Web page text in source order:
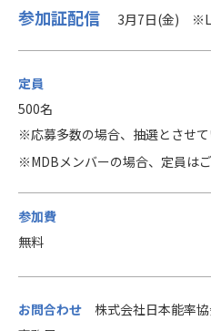
参加証配信 3月7日(金)
定員
500名
※応募多数の場合、抽選とさせて
※MDBメンバーの場合、定員はご
参加費
無料
お問合わせ 株式会社日本能率